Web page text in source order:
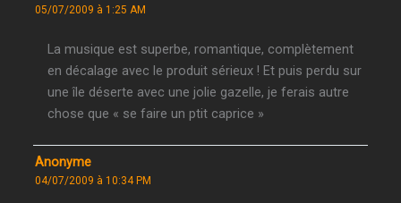
05/07/2009 à 1:25 AM
La musique est superbe, romantique, complètement
en décalage avec le produit sérieux ! Et puis perdu sur
une île déserte avec une jolie gazelle, je ferais autre
chose que « se faire un ptit caprice »
Anonyme
04/07/2009 à 10:34 PM